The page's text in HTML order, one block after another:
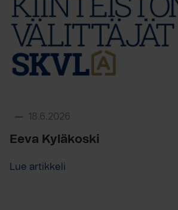
18.6.2026
Eeva Kyläkoski
Lue artikkeli